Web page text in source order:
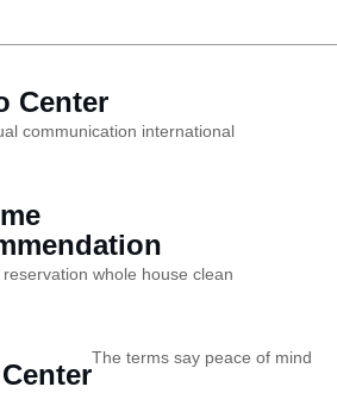
Center
communication international
whole house clean
The terms say peace of mind